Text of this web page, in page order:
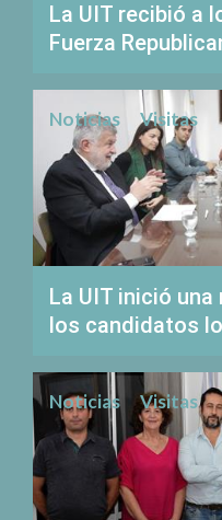
La UIT recibió a
Fuerza
Noticias Visitas
La UIT inició
los candidatos
Noticias Visitas